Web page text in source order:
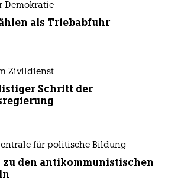
Demokratie
als Triebabfuhr
Zivildienst
Schritt der
für politische Bildung
zu den antikommunistischen